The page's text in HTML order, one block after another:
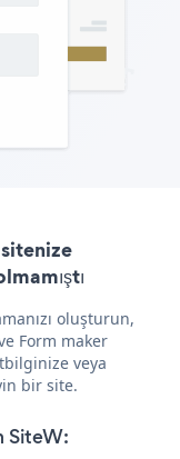
oluşturun,
Form maker
veya
bir site.
SiteW: